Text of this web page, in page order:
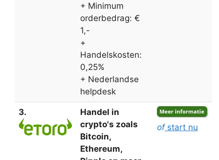
+ Minimum
orderbedrag: €
1,-
+
Handelskosten:
0,25%
+ Nederlandse
helpdesk
3.
Handel in
crypto's zoals
Bitcoin,
Ethereum,
ofstart nu